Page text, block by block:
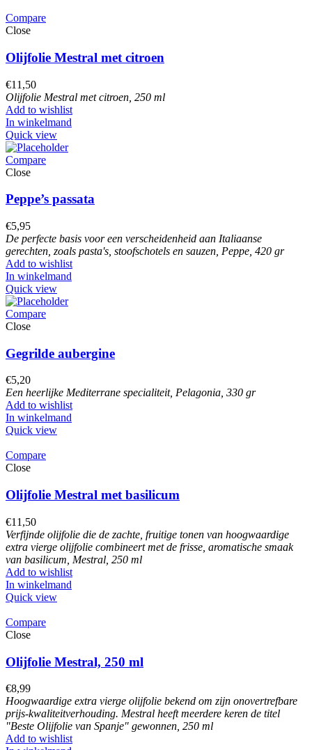
Compare
Close
Olijfolie Mestral met citroen
€11,50
Olijfolie Mestral met citroen, 250 ml
Add to wishlist
In winkelmand
Quick view
Compare
Close
Peppe’s passata
€5,95
De perfecte basis voor een verscheidenheid aan Italiaanse
gerechten, zoals pasta's, stoofschotels en sauzen, Peppe, 420 gr
Add to wishlist
In winkelmand
Quick view
Compare
Close
Gegrilde aubergine
€5,20
Een heerlijke Mediterrane specialiteit, Pelagonia, 330 gr
Add to wishlist
In winkelmand
Quick view
Compare
Close
Olijfolie Mestral met basilicum
€11,50
Verfijnde olijfolie die de zachte, fruitige tonen van hoogwaardige
extra vierge olijfolie combineert met de frisse, aromatische smaak
van basilicum, Mestral, 250 ml
Add to wishlist
In winkelmand
Quick view
Compare
Close
Olijfolie Mestral, 250 ml
€8,99
Hoogwaardige extra vierge olijfolie bekend om zijn onovertrefbare
prijs-kwaliteitverhouding. Mestral heeft meerdere keren de titel
"Beste Olijfolie van Spanje" gewonnen , 250 ml
Add to wishlist